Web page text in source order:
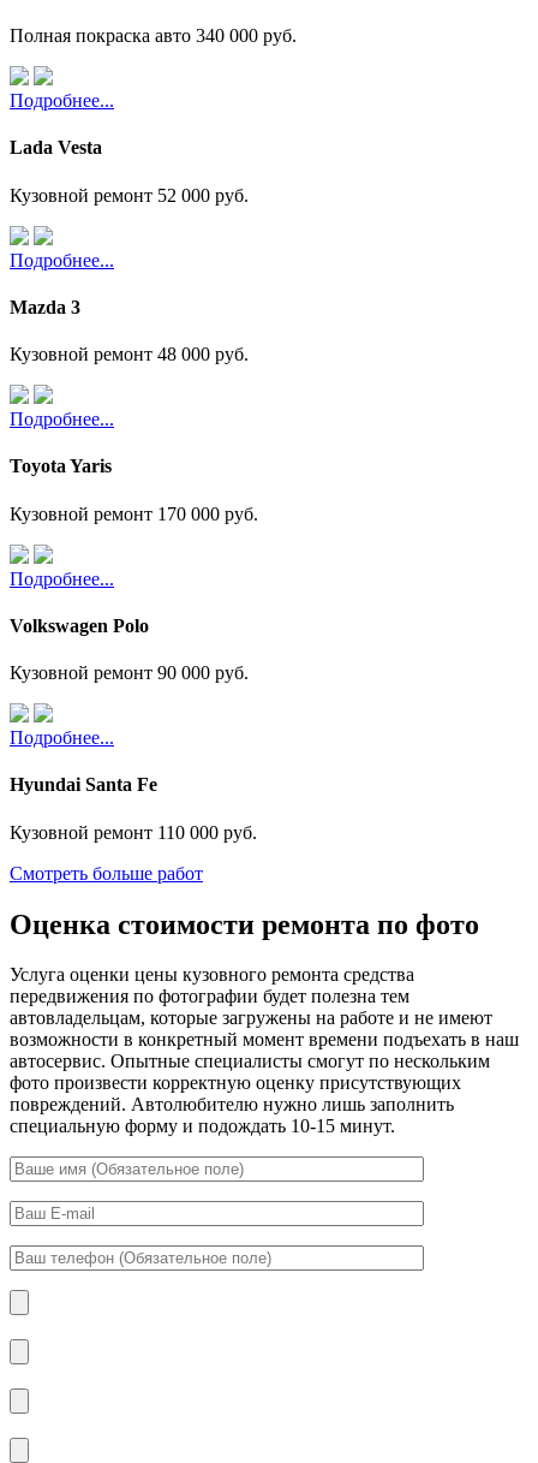
Полная покраска авто 340 000 руб.
Подробнее...
Lada Vesta
Кузовной ремонт 52 000 руб.
Подробнее...
Mazda 3
Кузовной ремонт 48 000 руб.
Подробнее...
Toyota Yaris
Кузовной ремонт 170 000 руб.
Подробнее...
Volkswagen Polo
Кузовной ремонт 90 000 руб.
Подробнее...
Hyundai Santa Fe
Кузовной ремонт 110 000 руб.
Смотреть больше работ
Оценка стоимости ремонта по фото
Услуга оценки цены кузовного ремонта средства
передвижения по фотографии будет полезна тем
автовладельцам, которые загружены на работе и не имеют
возможности в конкретный момент времени подъехать в наш
автосервис. Опытные специалисты смогут по нескольким
фото произвести корректную оценку присутствующих
повреждений. Автолюбителю нужно лишь заполнить
специальную форму и подождать 10-15 минут.